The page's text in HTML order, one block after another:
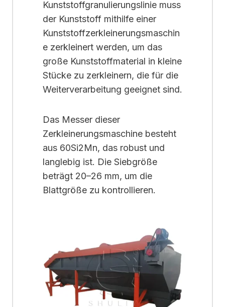
Kunststoffgranulierungslinie muss
der Kunststoff mithilfe einer
Kunststoffzerkleinerungsmaschin
e zerkleinert werden, um das
große Kunststoffmaterial in kleine
Stücke zu zerkleinern, die für die
Weiterverarbeitung geeignet sind.
Das Messer dieser
Zerkleinerungsmaschine besteht
aus 60Si2Mn, das robust und
langlebig ist. Die Siebgröße
beträgt 20–26 mm, um die
Blattgröße zu kontrollieren.